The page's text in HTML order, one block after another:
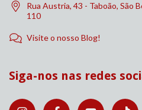
Rua Austria, 43 - Taboão, São
110
Visite o nosso Blog!
Siga-nos nas redes